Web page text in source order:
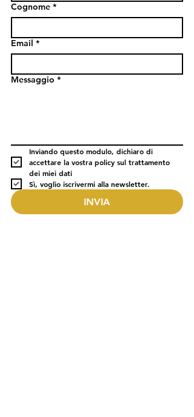
Cognome *
Email *
Messaggio *
Inviando questo modulo, dichiaro di
accettare la vostra policy sul trattamento
dei miei dati
Sì, voglio iscrivermi alla newsletter.
INVIA